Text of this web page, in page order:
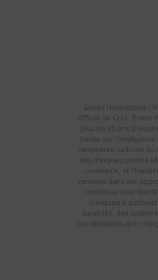
Erwan Huhardeaux :
Officer de Cutz, Erwan
plus de 25 ans
basée sur
l'empreinte carbone du
des marques comme
commerce, et
retrouve dans son
numérique pour
s'engage à
durabilité, des cadres
des stratégies qui